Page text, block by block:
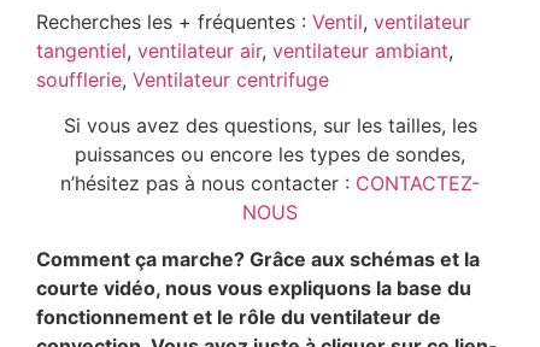
Recherches les + fréquentes : Ventil, ventilateur
tangentiel, ventilateur air, ventilateur ambiant,
soufflerie, Ventilateur centrifuge
Si vous avez des questions, sur les tailles, les
puissances ou encore les types de sondes,
n’hésitez pas à nous contacter : CONTACTEZ-
NOUS
Comment ça marche? Grâce aux schémas et la
courte vidéo, nous vous expliquons la base du
fonctionnement et le rôle du ventilateur de